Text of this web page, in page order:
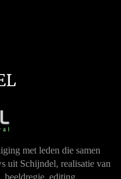
met leden die samen
uit Schijndel, realisatie van